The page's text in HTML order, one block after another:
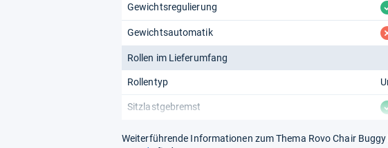
Gewichtsregulierung
Gewichtsautomatik
Rollen im Lieferumfang
Rollentyp
Sitzlastgebremst
Weiterführende Informationen zum Thema Rovo Chair